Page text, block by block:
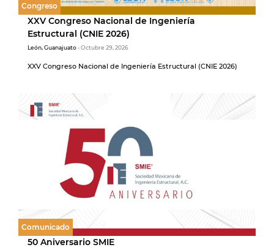
Congreso
XXV Congreso Nacional de Ingeniería
Estructural (CNIE 2026)
León, Guanajuato- Octubre 29, 2026
XXV Congreso Nacional de Ingeniería Estructural (CNIE 2026)
Comunicado
50 Aniversario SMIE